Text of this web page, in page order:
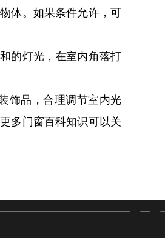
体。如果条件允许，可
的灯光，在室内角落打
饰品，合理调节室内光
多门窗百科知识可以关